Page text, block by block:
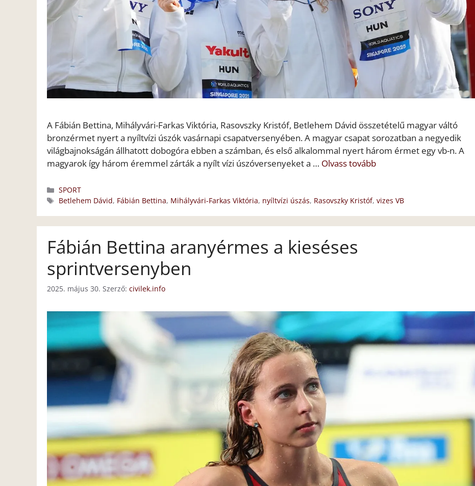
A Fábián Bettina, Mihályvári-Farkas Viktória, Rasovszky Kristóf, Betlehem Dávid összetételű magyar váltó
bronzérmet nyert a nyíltvízi úszók vasárnapi csapatversenyében. A magyar csapat sorozatban a negyedik
világbajnokságán állhatott dobogóra ebben a számban, és első alkalommal nyert három érmet egy vb-n. A
magyarok így három éremmel zárták a nyílt vízi úszóversenyeket a … Olvass tovább
Kategória
SPORT
Címkék
Betlehem Dávid, Fábián Bettina, Mihályvári-Farkas Viktória, nyíltvízi úszás, Rasovszky Kristóf,vizes VB
Fábián Bettina aranyérmes a kieséses
sprintversenyben
2025. május 30. Szerző: civilek.info